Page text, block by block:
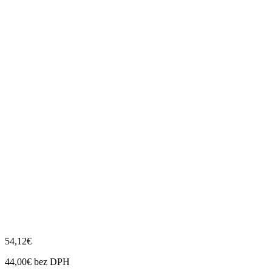
54,12€
44,00€ bez DPH